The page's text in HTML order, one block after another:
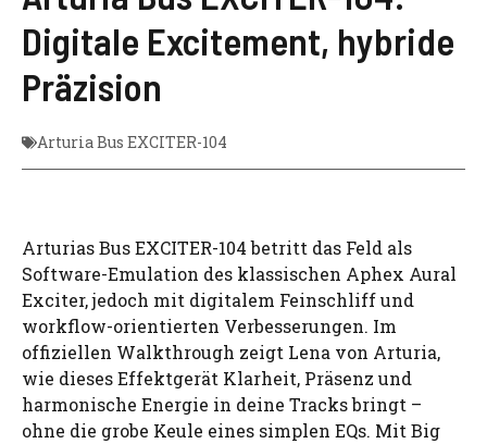
Digitale Excitement, hybride
Präzision
Arturia Bus EXCITER-104
Arturias Bus EXCITER-104 betritt das Feld als
Software-Emulation des klassischen Aphex Aural
Exciter, jedoch mit digitalem Feinschliff und
workflow-orientierten Verbesserungen. Im
offiziellen Walkthrough zeigt Lena von Arturia,
wie dieses Effektgerät Klarheit, Präsenz und
harmonische Energie in deine Tracks bringt –
ohne die grobe Keule eines simplen EQs. Mit Big